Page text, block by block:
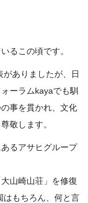
るこの頃です。
ありましたが、日
ーラムkayaでも馴
事を貫かれ、文化
敬します。
るアサヒグループ
山崎山荘」を修復
はもちろん、何と言